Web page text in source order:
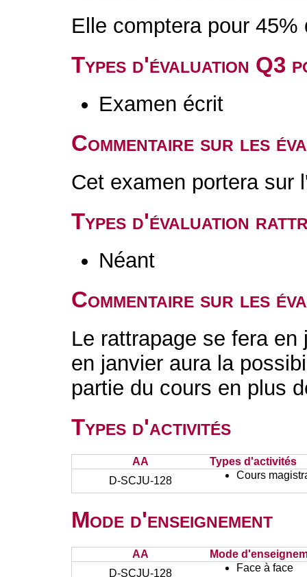
Elle comptera pour 45%
Types d'évaluation Q3
Examen écrit
Commentaire sur les
Cet examen portera sur
Types d'évaluation
Néant
Commentaire sur les
Le rattrapage se fera
en janvier aura la
partie du cours en plus
Types d'activités
AA
Types d'activités
D-SCJU-128
Cours
Mode d'enseignement
AA
Mode
D-SCJU-128
Face à face